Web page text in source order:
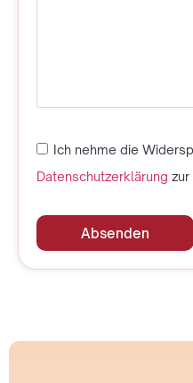
Ich nehme die
Datenschutzerklärung zur
Absenden